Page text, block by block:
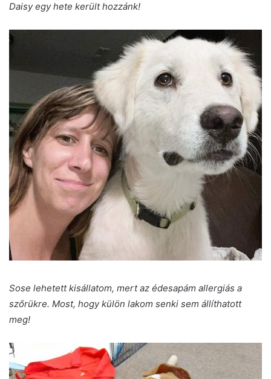
Daisy egy hete került hozzánk!
Sose lehetett kisállatom, mert az édesapám allergiás a
szőrükre. Most, hogy külön lakom senki sem állíthatott
meg!